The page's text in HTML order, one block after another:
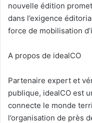
nouvelle édition
dans l’exigence
force de mobilisation
A propos de idealCO
Partenaire expert et
publique, idealCO est
connecte le monde
l’organisation de près